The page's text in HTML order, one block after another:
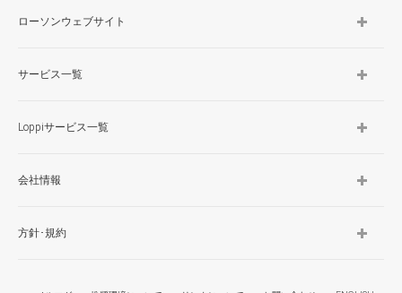
ローソンウェブサイト
サービス一覧
Loppiサービス一覧
会社情報
方針･規約